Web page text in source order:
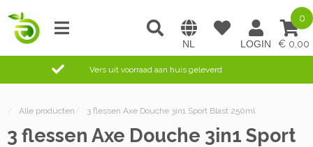
0,00
0
Vers uit voorraad aan huis geleverd
/ Alle producten / 3 flessen Axe Douche 3in1 Sport Blast 250ml
3 flessen Axe Douche 3in1 Sport